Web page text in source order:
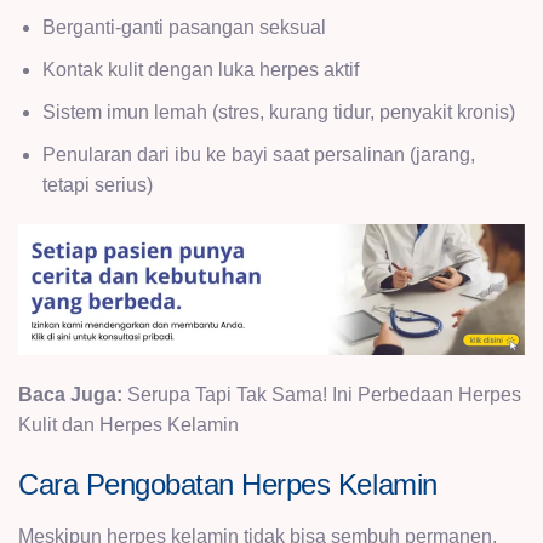
Berganti-ganti pasangan seksual
Kontak kulit dengan luka herpes aktif
Sistem imun lemah (stres, kurang tidur, penyakit kronis)
Penularan dari ibu ke bayi saat persalinan (jarang,
tetapi serius)
Baca Juga: Serupa Tapi Tak Sama! Ini Perbedaan Herpes
Kulit dan Herpes Kelamin
Cara Pengobatan Herpes Kelamin
Meskipun herpes kelamin tidak bisa sembuh permanen,